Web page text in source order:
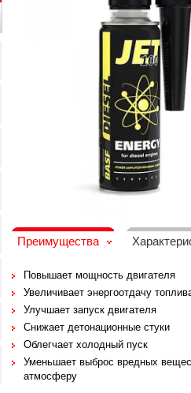
Преимущества
Повышает мощность двигателя
Увеличивает энергоотдачу
Улучшает запуск двигателя
Снижает детонационные стуки
Облегчает холодный пуск
Уменьшает выброс вредных
атмосферу